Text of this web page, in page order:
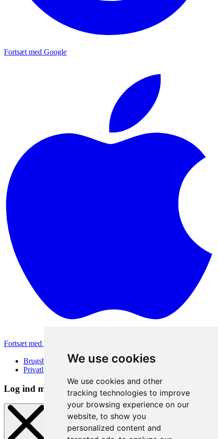
We use cookies
We use cookies and other
tracking technologies to improve
your browsing experience on our
website, to show you
personalized content and
Fortsæt med Google
Fortsæt med Apple
Brugsbetingelser
Privatlivspolitik
Log ind metode